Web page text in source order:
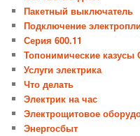
Пакетный выключатель
Подключение
Серия 600.11
Топонимические казусы
Услуги электрика
Что делать
Электрик на час
Электрощитовое
Энергосбыт